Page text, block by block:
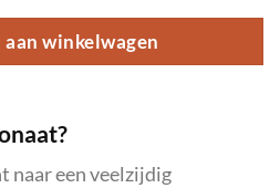
aan winkelwagen
naar een veelzijdig